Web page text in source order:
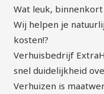
Wat leuk,
Wij helpen je
kosten!?
Verhuisbedrijf
snel duidelijkheid
Verhuizen is